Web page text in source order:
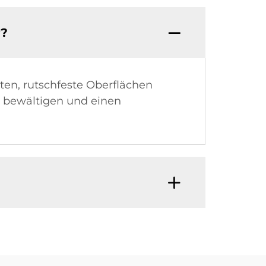
rutschfeste Oberflächen
bewältigen und einen